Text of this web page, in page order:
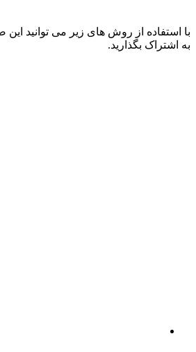
با استفاده از روش های زیر می توانید
به اشتراک بگذارید.